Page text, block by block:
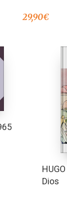
29,90€
Dios